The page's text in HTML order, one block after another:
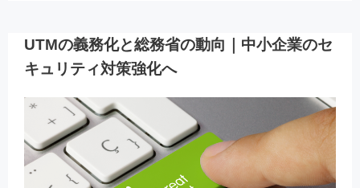
UTMの義務化と総務省の動向｜中小企業のセ
キュリティ対策強化へ